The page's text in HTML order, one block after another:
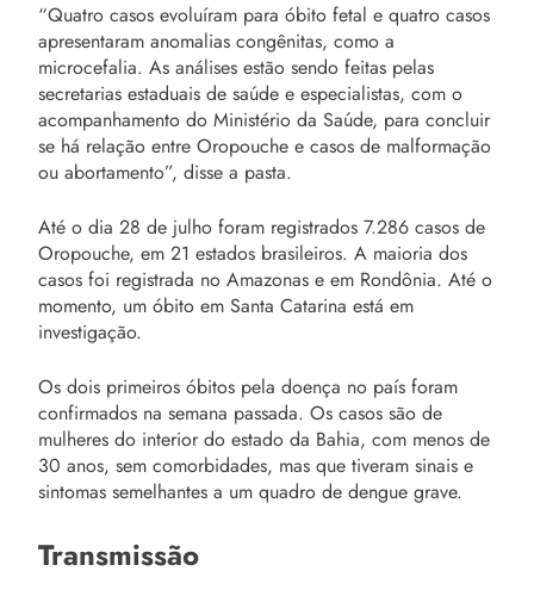
“Quatro casos evoluíram para óbito fetal e quatro casos
apresentaram anomalias congênitas, como a
microcefalia. As análises estão sendo feitas pelas
secretarias estaduais de saúde e especialistas, com o
acompanhamento do Ministério da Saúde, para concluir
se há relação entre Oropouche e casos de malformação
ou abortamento”, disse a pasta.
Até o dia 28 de julho foram registrados 7.286 casos de
Oropouche, em 21 estados brasileiros. A maioria dos
casos foi registrada no Amazonas e em Rondônia. Até o
momento, um óbito em Santa Catarina está em
investigação.
Os dois primeiros óbitos pela doença no país foram
confirmados na semana passada. Os casos são de
mulheres do interior do estado da Bahia, com menos de
30 anos, sem comorbidades, mas que tiveram sinais e
sintomas semelhantes a um quadro de dengue grave.
Transmissão